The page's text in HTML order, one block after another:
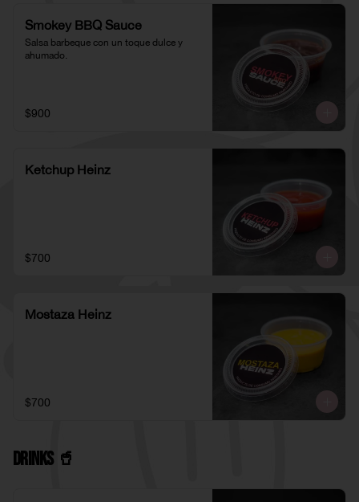
Smokey BBQ Sauce
Salsa barbeque con un toque dulce y
ahumado.
$900
Ketchup Heinz
$700
Mostaza Heinz
$700
Drinks 🥤